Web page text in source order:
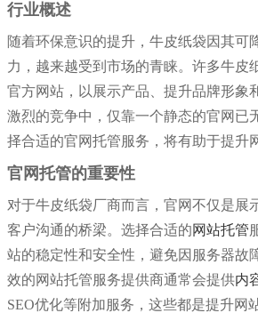
行业概述
随着环保意识的提升，牛皮纸袋因其可
力，越来越受到市场的青睐。许多牛皮
官方网站，以展示产品、提升品牌形象
激烈的竞争中，仅靠一个静态的官网已
择合适的官网托管服务，将有助于提升
官网托管的重要性
对于牛皮纸袋厂商而言，官网不仅是展
客户沟通的桥梁。选择合适的网站托管
站的稳定性和安全性，避免因服务器故
效的网站托管服务提供商通常会提供内
SEO优化等附加服务，这些都是提升网